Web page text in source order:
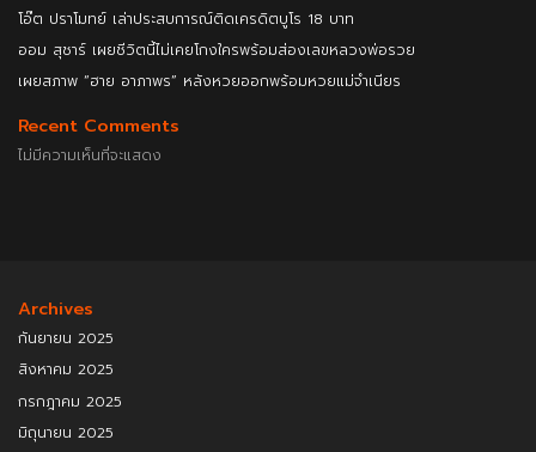
โอ๊ต ปราโมทย์ เล่าประสบการณ์ติดเครดิตบูโร 18 บาท
ออม สุชาร์ เผยชีวิตนี้ไม่เคยโกงใครพร้อมส่องเลขหลวงพ่อรวย
เผยสภาพ “ฮาย อาภาพร” หลังหวยออกพร้อมหวยแม่จำเนียร
Recent Comments
ไม่มีความเห็นที่จะแสดง
Archives
กันยายน 2025
สิงหาคม 2025
กรกฎาคม 2025
มิถุนายน 2025